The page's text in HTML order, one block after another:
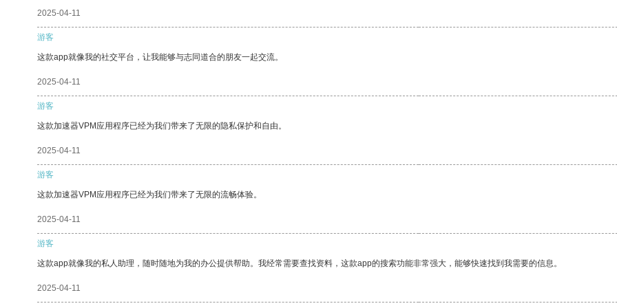
2025-04-11
游客
这款app就像我的社交平台，让我能够与志同道合的朋友一起交流。
2025-04-11
游客
这款加速器VPM应用程序已经为我们带来了无限的隐私保护和自由。
2025-04-11
游客
这款加速器VPM应用程序已经为我们带来了无限的流畅体验。
2025-04-11
游客
这款app就像我的私人助理，随时随地为我的办公提供帮助。我经常需要查找资料，这款app的搜索功能非常强大，能够快速找到我需要的信息。
2025-04-11